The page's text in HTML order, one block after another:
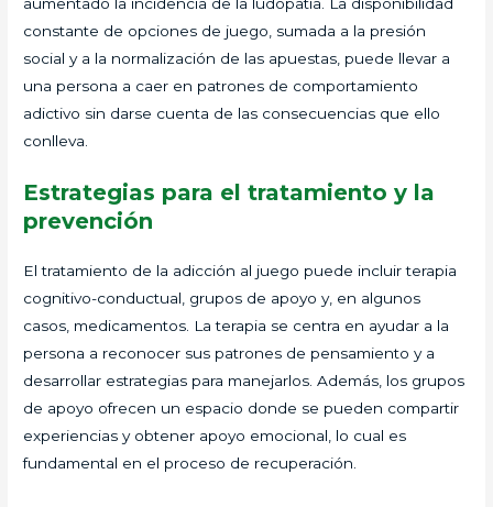
constante de opciones de juego, sumada a la presión
social y a la normalización de las apuestas, puede llevar a
una persona a caer en patrones de comportamiento
adictivo sin darse cuenta de las consecuencias que ello
conlleva.
Estrategias para el tratamiento y la
prevención
El tratamiento de la adicción al juego puede incluir terapia
cognitivo-conductual, grupos de apoyo y, en algunos
casos, medicamentos. La terapia se centra en ayudar a la
persona a reconocer sus patrones de pensamiento y a
desarrollar estrategias para manejarlos. Además, los grupos
de apoyo ofrecen un espacio donde se pueden compartir
experiencias y obtener apoyo emocional, lo cual es
fundamental en el proceso de recuperación.